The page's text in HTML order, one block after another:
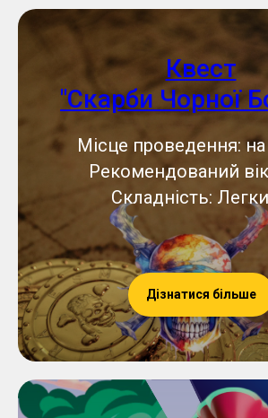
Квест
"Скарби Чорної
Місце проведення: на
Рекомендований
Складність:
Дізнатися більше